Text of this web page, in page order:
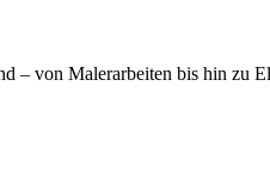
von Malerarbeiten bis hin zu